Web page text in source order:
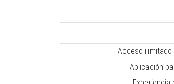
Acceso
Aplicación